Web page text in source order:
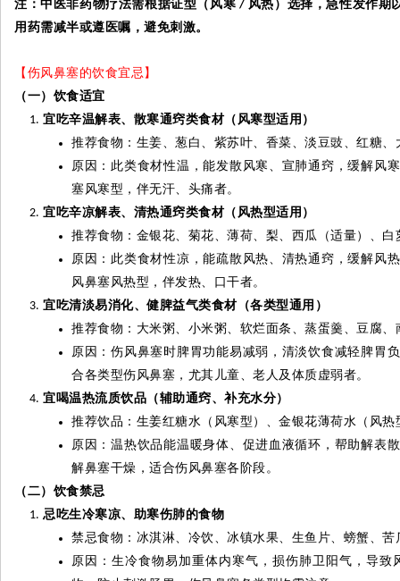
注：中医非药物疗法需根据证型（风寒 / 风热）选择，急性发作期
用药需减半或遵医嘱，避免刺激。
【伤风鼻塞的饮食宜忌】
（一）饮食适宜
宜吃辛温解表、散寒通窍类食材（风寒型适用）
推荐食物：生姜、葱白、紫苏叶、香菜、淡豆豉、红糖
原因：此类食材性温，能发散风寒、宣肺通窍，缓解风
塞风寒型，伴无汗、头痛者。
宜吃辛凉解表、清热通窍类食材（风热型适用）
推荐食物：金银花、菊花、薄荷、梨、西瓜（适量）、
原因：此类食材性凉，能疏散风热、清热通窍，缓解风
风鼻塞风热型，伴发热、口干者。
宜吃清淡易消化、健脾益气类食材（各类型通用）
推荐食物：大米粥、小米粥、软烂面条、蒸蛋羹、豆腐
原因：伤风鼻塞时脾胃功能易减弱，清淡饮食减轻脾胃
合各类型伤风鼻塞，尤其儿童、老人及体质虚弱者。
宜喝温热流质饮品（辅助通窍、补充水分）
推荐饮品：生姜红糖水（风寒型）、金银花薄荷水（风
原因：温热饮品能温暖身体、促进血液循环，帮助解表
解鼻塞干燥，适合伤风鼻塞各阶段。
（二）饮食禁忌
忌吃生冷寒凉、助寒伤肺的食物
禁忌食物：冰淇淋、冷饮、冰镇水果、生鱼片、螃蟹、
原因：生冷食物易加重体内寒气，损伤肺卫阳气，导